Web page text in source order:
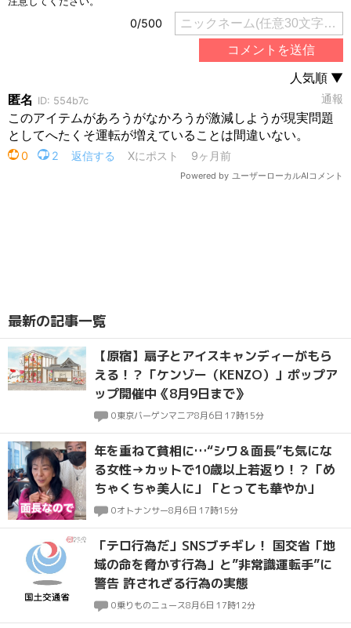
最新の記事一覧
【原宿】扇子とアイスキャンディーがもら
える！？「ケンゾー（KENZO）」ポップア
ップ開催中《8月9日まで》
0東京バーゲンマニア8月6日 17時15分
年を重ねて貧相に…“シワ＆面長”も気にな
る女性→カットで10歳以上若返り！？「め
ちゃくちゃ美人に」「とっても華やか」
0オトナンサー8月6日 17時15分
「テロ行為だ」SNSブチギレ！ 国交省「地
域の命を脅かす行為」と”非常識運転手”に
警告 許されざる行為の実態
0乗りものニュース8月6日 17時12分